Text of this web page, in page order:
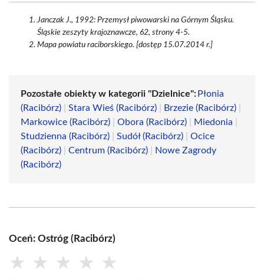
Janczak J., 1992: Przemysł piwowarski na Górnym Śląsku.
Śląskie zeszyty krajoznawcze, 62, strony 4-5.
Mapa powiatu raciborskiego. [dostęp 15.07.2014 r.]
Pozostałe obiekty w kategorii "Dzielnice": Płonia
(Racibórz)
Stara Wieś (Racibórz) Brzezie (Racibórz)
Markowice (Racibórz)
Obora (Racibórz) Miedonia
Studzienna (Racibórz)
Sudół (Racibórz)
Ocice
(Racibórz)
Centrum (Racibórz)
Nowe Zagrody
(Racibórz)
Oceń: Ostróg (Racibórz)
★ ★ ★ ★ ★